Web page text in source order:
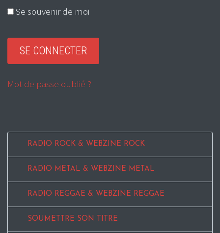
Se souvenir de moi
Mot de passe oublié ?
RADIO ROCK & WEBZINE ROCK
RADIO METAL & WEBZINE METAL
RADIO REGGAE & WEBZINE REGGAE
SOUMETTRE SON TITRE